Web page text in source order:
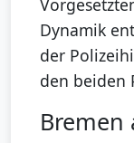
Dynamik
der
den beiden
Bremen